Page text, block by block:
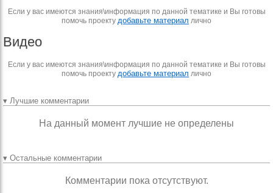
Если у вас имеются знания\информация по данной тематике и Вы готовы
помочь проекту добавьте материал лично
Видео
Если у вас имеются знания\информация по данной тематике и Вы готовы
помочь проекту добавьте материал лично
▾ Лучшие комментарии
На данный момент лучшие не определены
▾ Остальные комментарии
Комментарии пока отсутствуют.